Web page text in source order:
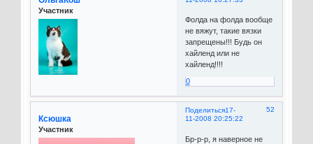
Участник
Фолда на фолда вообще
не вяжут, такие вязки
запрещены!!! Будь он
хайленд или не
хайленд!!!!
0
Поделиться 52
17-
11-2008 20:25:22
Ксюшка
Участник
Бр-р-р, я наверное не